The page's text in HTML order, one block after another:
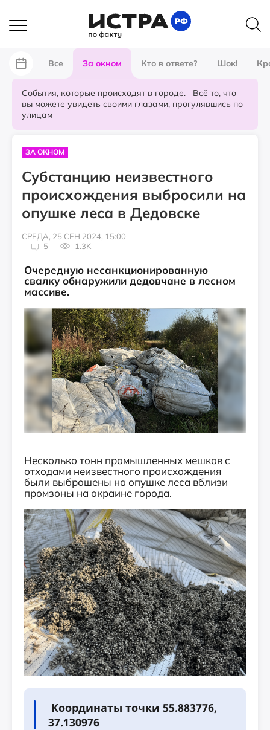
Все За окном Кто в ответе? Шок!
События, которые происходят в городе. Всё то, что
вы можете увидеть своими глазами, прогулявшись по
улицам
ЗА ОКНОМ
Субстанцию неизвестного
происхождения выбросили на
опушке леса в Дедовске
СРЕДА, 25 СЕН 2024, 15:00
5
1.3K
Очередную несанкционированную
свалку обнаружили дедовчане в лесном
массиве.
Несколько тонн промышленных мешков с
отходами неизвестного происхождения
были выброшены на опушке леса вблизи
промзоны на окраине города.
Координаты точки 55.883776,
37.130976